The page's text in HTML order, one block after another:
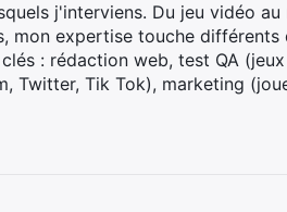
j'interviens. Du jeu vidéo
mon expertise touche différents
: rédaction web, test QA
Twitter, Tik Tok), marketing